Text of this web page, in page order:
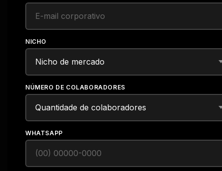
NICHO
NÚMERO DE COLABORADORES
WHATSAPP